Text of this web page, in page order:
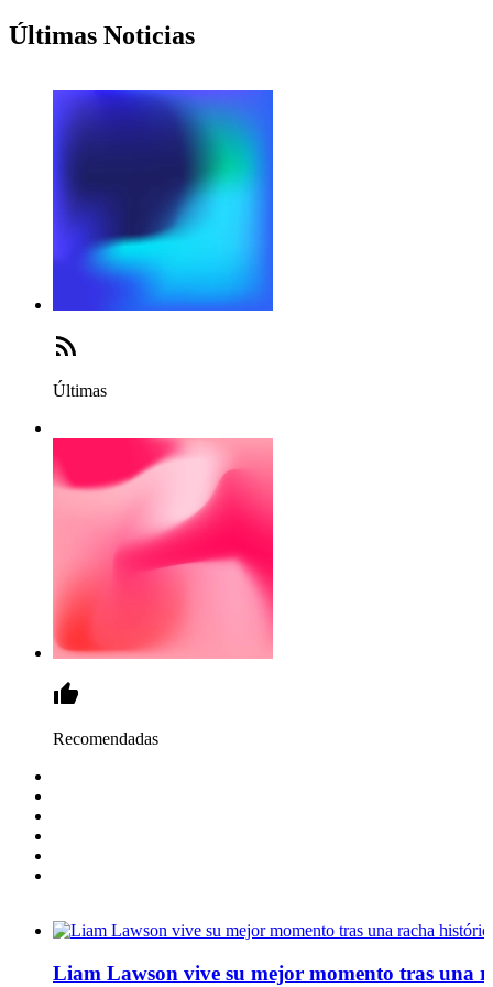
Últimas Noticias
Últimas
Recomendadas
Liam Lawson vive su mejor momento tras una